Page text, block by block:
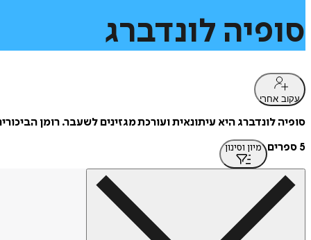
סופיה לונדברג
עקוב אחרי
סופיה לונדברג היא עיתונאית ועורכת מגזינים לשעבר. רומן הביכורים שלה, "ספר הכתובות
5 ספרים
מיון וסינון